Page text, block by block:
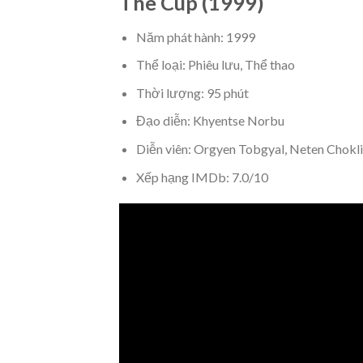
Năm phát hành: 1999
Thể loại: Phiêu lưu, Thể thao
Thời lượng: 95 phút
Đạo diễn: Khyentse Norbu
Diễn viên: Orgyen Tobgyal, Neten
Xếp hạng IMDb: 7.0/10